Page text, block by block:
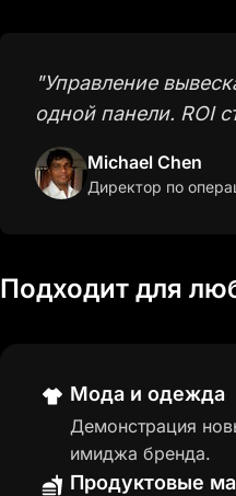
"Управление
одной панели. ROI
Michael Chen
Директор по
Подходит для
Мода и одежда
Демонстрация
имиджа бренда.
Продуктовые